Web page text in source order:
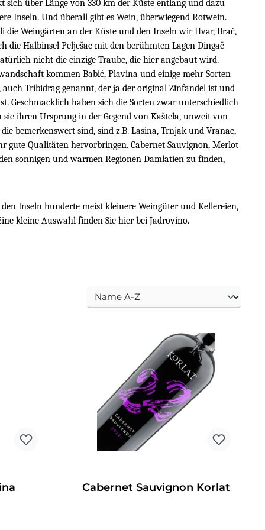
sich über Länge von 330 km der Küste entlang und dazu
Inseln. Und überall gibt es Wein, überwiegend Rotwein.
Weingärten an der Küste und den Inseln wir Hvar, Brač,
die Halbinsel Pelješac mit den berühmten Lagen Dingač
nicht die einzige Traube, die hier angebaut wird.
kommen Babić, Plavina und einige mehr Sorten
Tribidrag genannt, der ja der original Zinfandel ist und
Geschmacklich haben sich die Sorten zwar unterschiedlich
ihren Ursprung in der Gegend von Kaštela, unweit von
bemerkenswert sind, sind z.B. Lasina, Trnjak und Vranac,
gute Qualitäten hervorbringen. Cabernet Sauvignon, Merlot
sonnigen und warmen Regionen Damlatien zu finden,
Inseln hunderte meist kleinere Weingüter und Kellereien,
kleine Auswahl finden Sie hier bei Jadrovino.
Cabernet Sauvignon Korlat